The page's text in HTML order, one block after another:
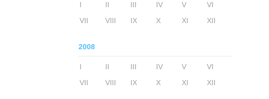
I II III IV V
VI
VII
VIII IX X XI XII
2008
I II III IV V
VI
VII
VIII IX X XI XII